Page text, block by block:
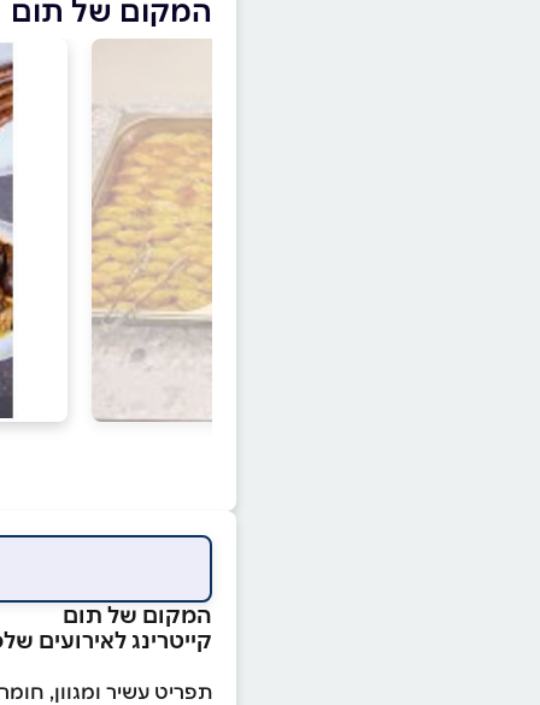
המקום של תום
המקום של תום
קייטרינג לאירועים
תפריט עשיר ומגוון,